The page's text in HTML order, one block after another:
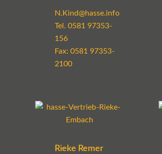
N.Kind@hasse.info
Tel.0581 97353-
156
Fax: 0581 97353-
2100
Rieke Remer